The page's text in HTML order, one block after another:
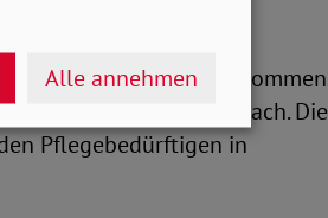
Auch die Länder kommen
nicht nach. Die
Pflegebedürftigen in
Alle annehmen